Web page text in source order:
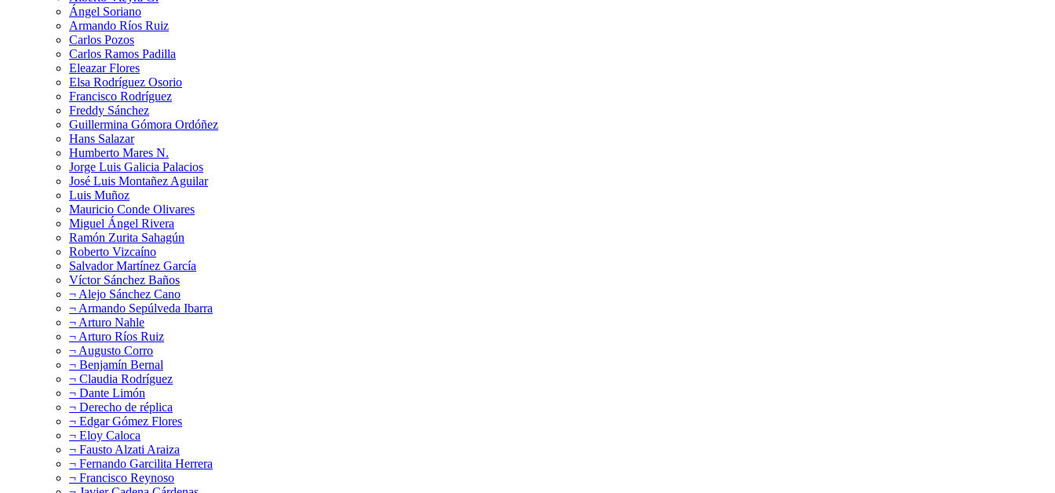
Ángel Soriano
Armando Ríos Ruiz
Carlos Pozos
Carlos Ramos Padilla
Eleazar Flores
Elsa Rodríguez Osorio
Francisco Rodríguez
Freddy Sánchez
Guillermina Gómora Ordóñez
Hans Salazar
Humberto Mares N.
Jorge Luis Galicia Palacios
José Luis Montañez Aguilar
Luis Muñoz
Mauricio Conde Olivares
Miguel Ángel Rivera
Ramón Zurita Sahagún
Roberto Vizcaíno
Salvador Martínez García
Víctor Sánchez Baños
¬ Alejo Sánchez Cano
¬ Armando Sepúlveda Ibarra
¬ Arturo Nahle
¬ Arturo Ríos Ruiz
¬ Augusto Corro
¬ Benjamín Bernal
¬ Claudia Rodríguez
¬ Dante Limón
¬ Derecho de réplica
¬ Edgar Gómez Flores
¬ Eloy Caloca
¬ Fausto Alzati Araiza
¬ Fernando Garcilita Herrera
¬ Francisco Reynoso